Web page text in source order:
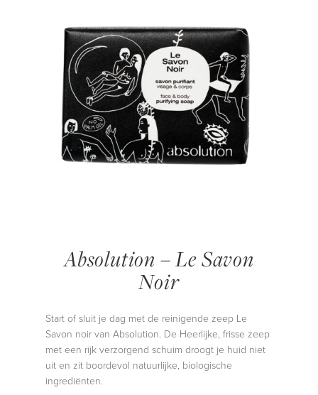
Absolution – Le Savon
Noir
Start of sluit je dag met de reinigende zeep Le
Savon noir van Absolution. De Heerlijke, frisse zeep
met een rijk verzorgend schuim droogt je huid niet
uit en zit boordevol natuurlijke, biologische
ingrediënten.